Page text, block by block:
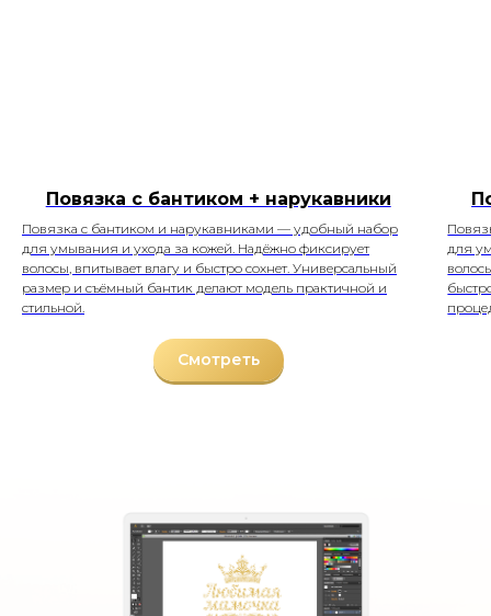
Повязка с бантиком + нарукавники
Повязка с бантиком и нарукавниками — удобный набор
для умывания и ухода за кожей. Надёжно фиксирует
волосы, впитывает влагу и быстро сохнет. Универсальный
размер и съёмный бантик делают модель практичной и
стильной.
Смотреть
для